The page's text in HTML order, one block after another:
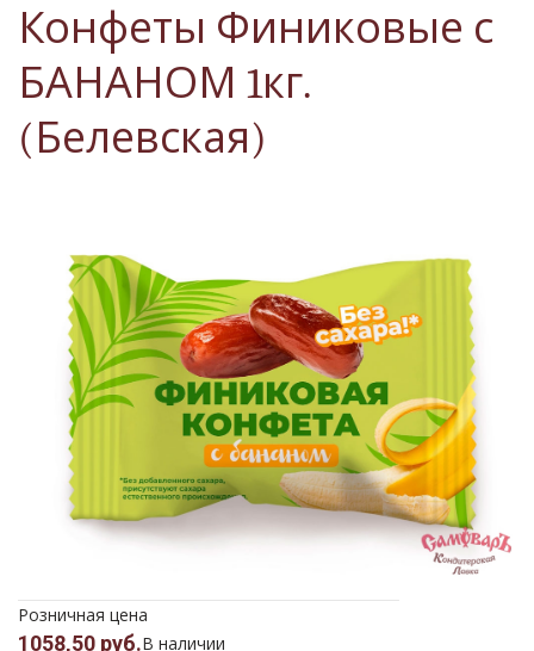
Конфеты Финиковые с
БАНАНОМ 1кг.
(Белевская)
Розничная цена
1058,50 руб.В наличии